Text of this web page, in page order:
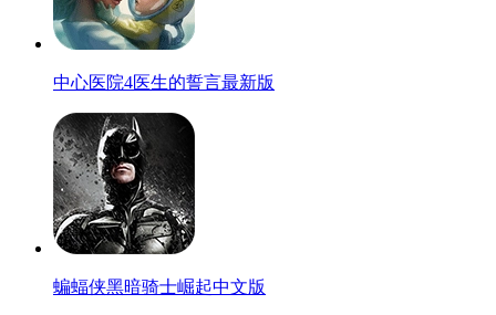
中心医院4医生的誓言最新版
蝙蝠侠黑暗骑士崛起中文版